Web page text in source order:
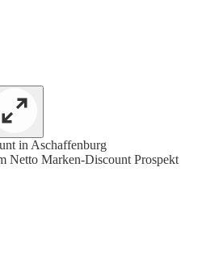
in Aschaffenburg
Netto Marken-Discount Prospekt